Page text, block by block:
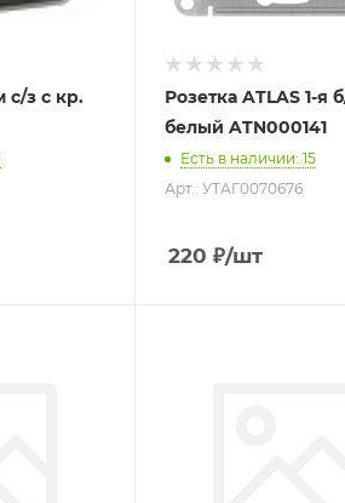
с/з с кр.
Розетка ATLAS 1-я
белый ATN000141
Есть в наличии: 15
Арт.: УТАГ0070676
220 ₽/шт